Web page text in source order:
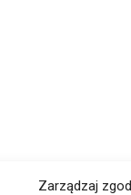
Zarządzaj